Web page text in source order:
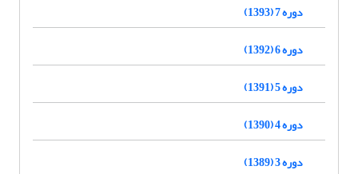
دوره 7 (1393)
دوره 6 (1392)
دوره 5 (1391)
دوره 4 (1390)
دوره 3 (1389)